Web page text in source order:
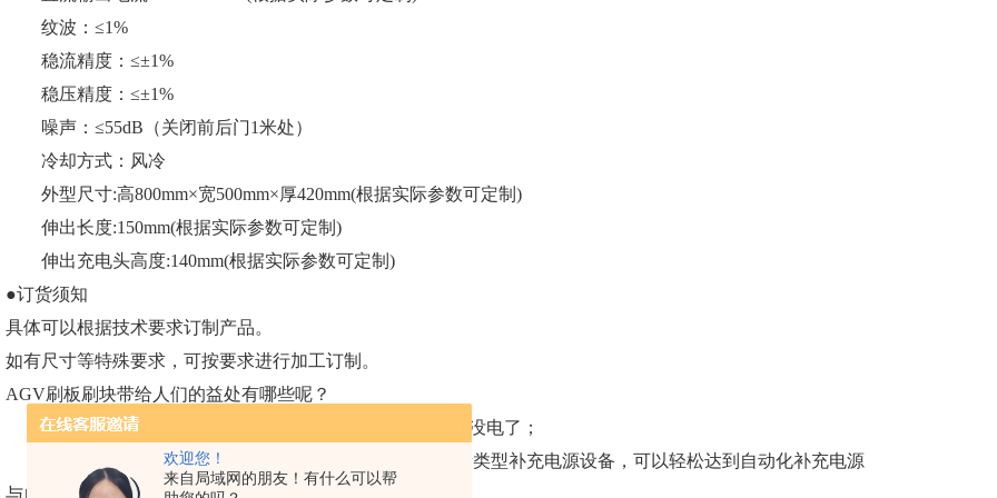
欢迎您！
来自局域网的朋友！有什么可以帮
纹波：≤1%
稳流精度：≤±1%
稳压精度：≤±1%
噪声：≤55dB（关闭前后门1米处）
冷却方式：风冷
外型尺寸:高800mm×宽500mm×厚420mm(根据实际参数可定制)
伸出长度:150mm(根据实际参数可定制)
伸出充电头高度:140mm(根据实际参数可定制)
●订货须知
具体可以根据技术要求订制产品。
如有尺寸等特殊要求，可按要求进行加工订制。
AGV刷板刷块带给人们的益处有哪些呢？
1、无论你在什么地方，你所运用的电动用具再也不担心没电了；
2、AGV刷板刷块是根据电池的充放电技术实施研发的新类型补充电源设备，可以轻松达到自动化补充电源
与自动化放电功能；